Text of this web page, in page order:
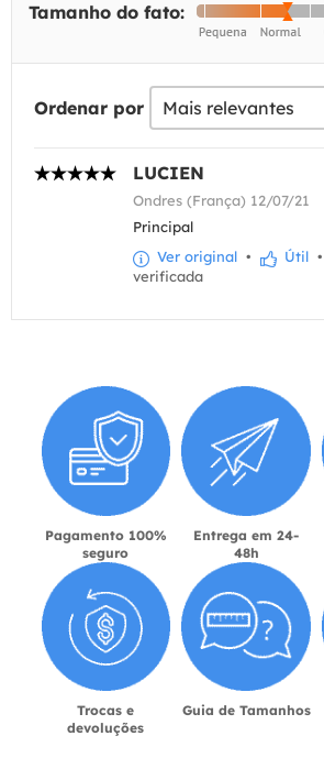
Tamanho do fato:
Ordenar por
LUCIEN
Ondres (França) 12/07/21
Principal
Ver original • Útil •
verificada
Pagamento 100%
seguro
Entrega em 24-
48h
Trocas e
devoluções
Guia de Tamanhos